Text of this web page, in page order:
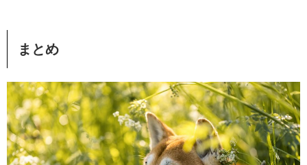
まとめ